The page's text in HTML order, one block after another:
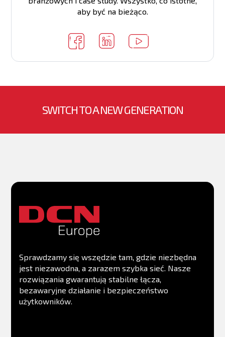
aby być na bieżąco.
SWITCH TO A NEW GENERATION
Sprawdzamy się wszędzie tam, gdzie niezbędna
jest niezawodna, a zarazem szybka sieć. Nasze
rozwiązania gwarantują stabilne łącza,
bezawaryjne działanie i bezpieczeństwo
użytkowników.